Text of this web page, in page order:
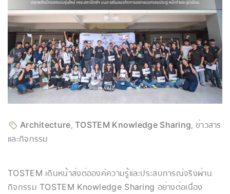
Architecture,TOSTEM Knowledge Sharing, ข่าวสาร
และกิจกรรม
TOSTEM เดินหน้าส่งต่อองค์ความรู้และประสบการณ์จริงผ่าน
กิจกรรม TOSTEM Knowledge Sharing อย่างต่อเนื่อง